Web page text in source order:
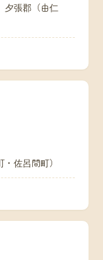
夕張郡（由仁
佐呂間町）